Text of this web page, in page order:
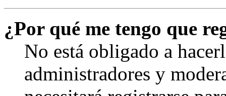
¿Por qué me tengo que
No está obligado a
administradores y